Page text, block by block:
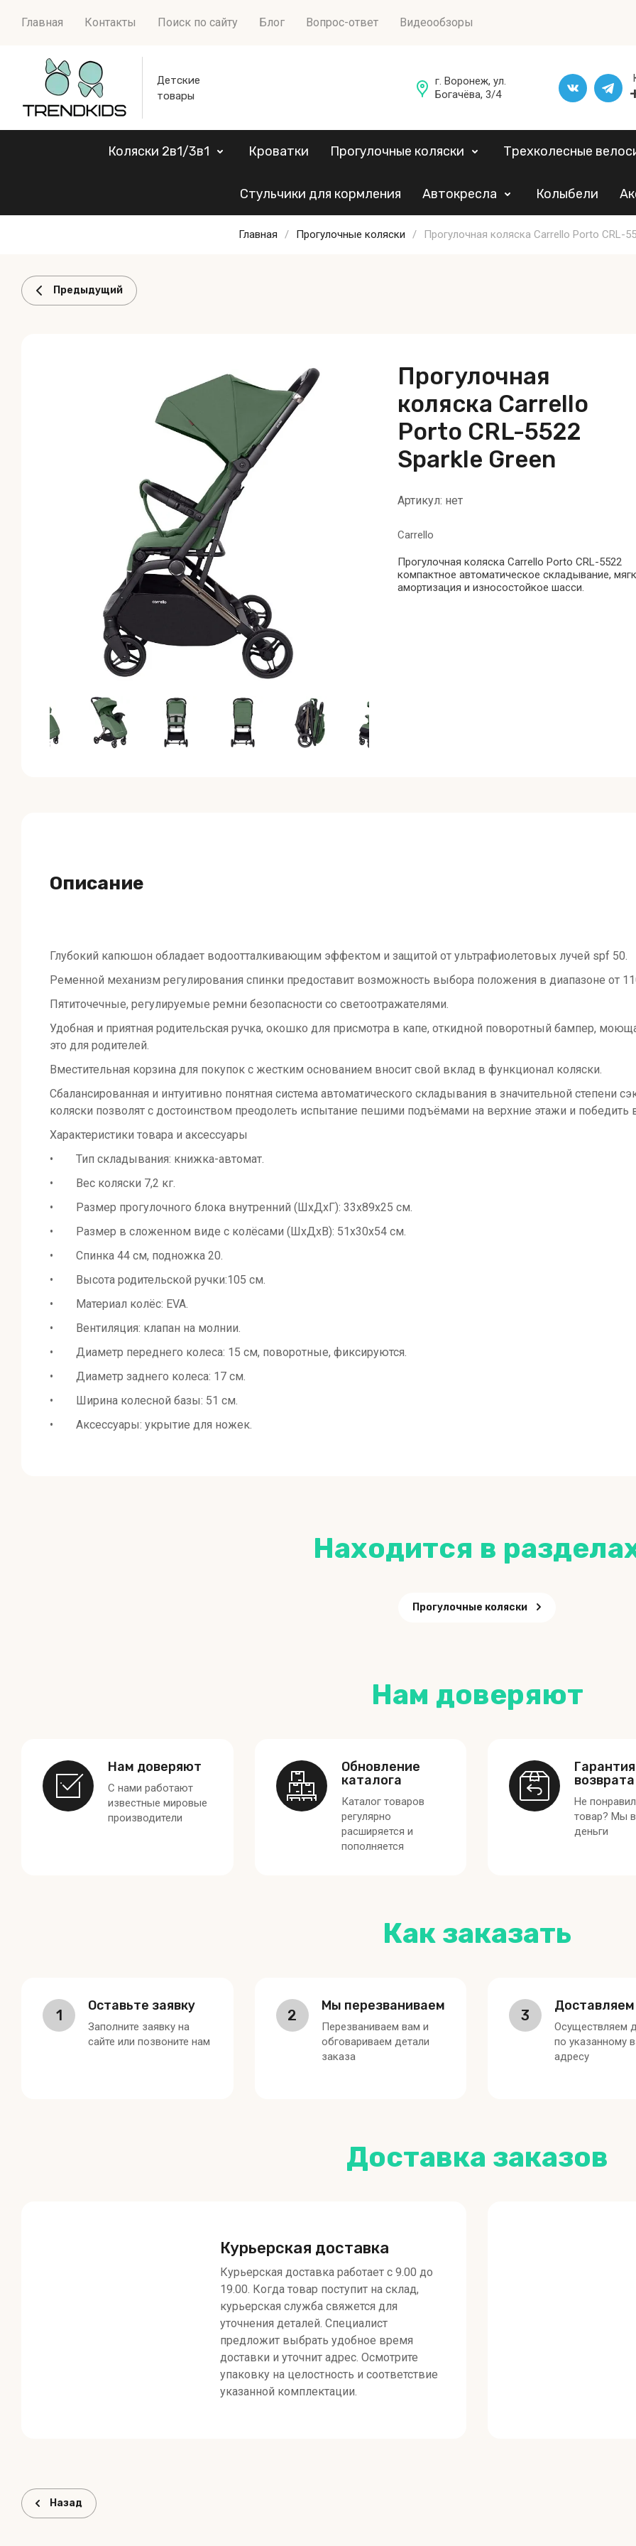
Главная Контакты Поиск по сайту Блог Вопрос-ответ Видеообзоры
г. Воронеж, ул.
Богачёва, 3/4
Детские
товары
Коляски 2в1/3в1 Кроватки Прогулочные коляски Трехколесные
Стульчики для кормления Автокресла Колыбели
Главная / Прогулочные коляски / Прогулочная коляска Carrello Porto CRL-
Предыдущий
Прогулочная
коляска Carrello
Porto CRL-5522
Sparkle Green
Артикул: нет
Carrello
Прогулочная коляска Carrello Porto CRL-5522
компактное автоматическое складывание,
амортизация и износостойкое шасси.
Описание
Глубокий капюшон обладает водоотталкивающим эффектом и защитой от ультрафиолетовых лучей spf 50.
Ременной механизм регулирования спинки предоставит возможность выбора положения в диапазоне от
Пятиточечные, регулируемые ремни безопасности со светоотражателями.
Удобная и приятная родительская ручка, окошко для присмотра в капе, откидной поворотный бампер,
это для родителей.
Вместительная корзина для покупок с жестким основанием вносит свой вклад в функционал коляски.
Сбалансированная и интуитивно понятная система автоматического складывания в значительной
коляски позволят с достоинством преодолеть испытание пешими подъёмами на верхние этажи и
Характеристики товара и аксессуары
• Тип складывания: книжка-автомат.
• Вес коляски 7,2 кг.
• Размер прогулочного блока внутренний (ШхДхГ): 33х89х25 см.
• Размер в сложенном виде с колёсами (ШхДхВ): 51х30х54 см.
• Спинка 44 см, подножка 20.
• Высота родительской ручки:105 см.
• Материал колёс: EVA.
• Вентиляция: клапан на молнии.
• Диаметр переднего колеса: 15 см, поворотные, фиксируются.
• Диаметр заднего колеса: 17 см.
• Ширина колесной базы: 51 см.
• Аксессуары: укрытие для ножек.
Находится в
Прогулочные коляски
Нам доверяют
Нам доверяют
С нами работают
известные мировые
производители
Обновление
каталога
Каталог товаров
регулярно
расширяется и
пополняется
Гарантия
возврата
Не
товар? Мы
деньги
Как заказать
1
Оставьте заявку
Заполните заявку на
сайте или позвоните нам
2
Мы перезваниваем
Перезваниваем вам и
обговариваем детали
заказа
3
Осуществляем
по указанному
адресу
Доставка заказов
Курьерская доставка
Курьерская доставка работает с 9.00 до
19.00. Когда товар поступит на склад,
курьерская служба свяжется для
уточнения деталей. Специалист
предложит выбрать удобное время
доставки и уточнит адрес. Осмотрите
упаковку на целостность и соответствие
указанной комплектации.
Назад